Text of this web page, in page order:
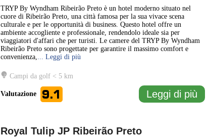
TRYP By Wyndham Ribeirão Preto è un hotel moderno situato nel
cuore di Ribeirão Preto, una città famosa per la sua vivace scena
culturale e per le opportunità di business. Questo hotel offre un
ambiente accogliente e professionale, rendendolo ideale sia per
viaggiatori d'affari che per turisti. Le camere del TRYP By Wyndham
Ribeirão Preto sono progettate per garantire il massimo comfort e
convenienza,... Leggi di più
Campi da golf < 5 km
Valutazione 9.1 Leggi di più
Royal Tulip JP Ribeirão Preto